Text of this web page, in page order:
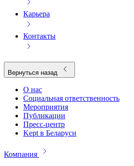
Карьера
Контакты
Вернуться назад
О нас
Социальная ответственность
Мероприятия
Публикации
Пресс-центр
Kept в Беларуси
Компания